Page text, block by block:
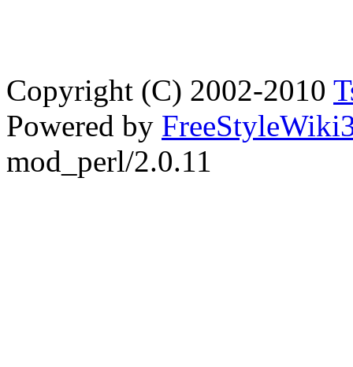
Copyright (C) 2002-2010
Powered by
mod_perl/2.0.11